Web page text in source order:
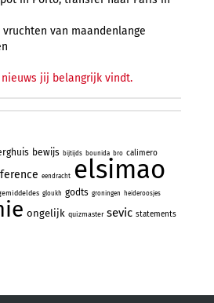
van maandenlange
jij belangrijk vindt.
bewijs bijtijds bounida bro calimero
eendracht elsimao
gloukh godts groningen heideroosjes
ongelijk quizmaster sevic statements